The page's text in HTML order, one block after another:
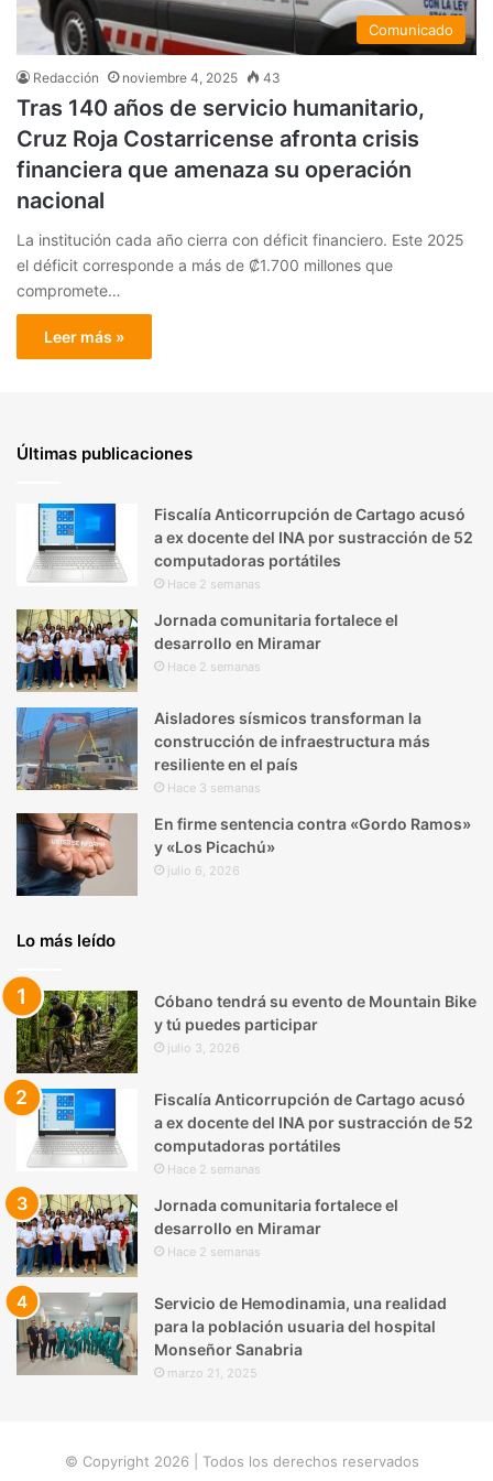
Comunicado
Redacción noviembre 4, 2025 43
Tras 140 años de servicio humanitario,
Cruz Roja Costarricense afronta crisis
financiera que amenaza su operación
nacional
La institución cada año cierra con déficit financiero. Este 2025
el déficit corresponde a más de ₡1.700 millones que
compromete…
Leer más »
Últimas publicaciones
Fiscalía Anticorrupción de Cartago acusó
a ex docente del INA por sustracción de 52
computadoras portátiles
Hace 2 semanas
Jornada comunitaria fortalece el
desarrollo en Miramar
Hace 2 semanas
Aisladores sísmicos transforman la
construcción de infraestructura más
resiliente en el país
Hace 3 semanas
En firme sentencia contra «Gordo Ramos»
y «Los Picachú»
julio 6, 2026
Lo más leído
Cóbano tendrá su evento de Mountain Bike
y tú puedes participar
julio 3, 2026
Fiscalía Anticorrupción de Cartago acusó
a ex docente del INA por sustracción de 52
computadoras portátiles
Hace 2 semanas
Jornada comunitaria fortalece el
desarrollo en Miramar
Hace 2 semanas
Servicio de Hemodinamia, una realidad
para la población usuaria del hospital
Monseñor Sanabria
marzo 21, 2025
© Copyright 2026 | Todos los derechos reservados